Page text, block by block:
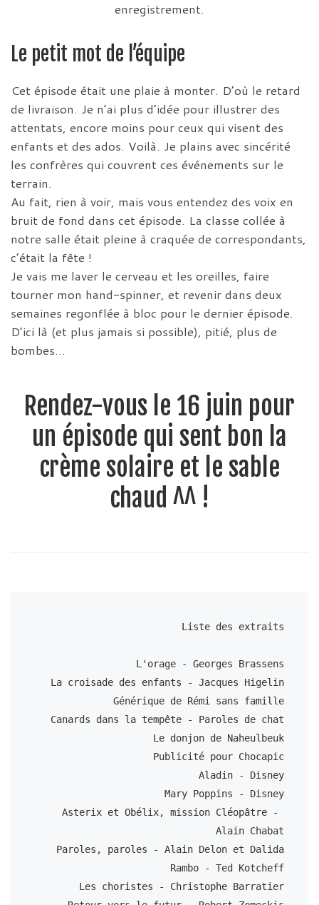
enregistrement.
Le petit mot de l’équipe
Cet épisode était une plaie à monter. D’où le retard
de livraison. Je n’ai plus d’idée pour illustrer des
attentats, encore moins pour ceux qui visent des
enfants et des ados. Voilà. Je plains avec sincérité
les confrères qui couvrent ces événements sur le
terrain.
Au fait, rien à voir, mais vous entendez des voix en
bruit de fond dans cet épisode. La classe collée à
notre salle était pleine à craquée de correspondants,
c’était la fête !
Je vais me laver le cerveau et les oreilles, faire
tourner mon hand-spinner, et revenir dans deux
semaines regonflée à bloc pour le dernier épisode.
D’ici là (et plus jamais si possible), pitié, plus de
bombes…
Rendez-vous le 16 juin pour
un épisode qui sent bon la
crème solaire et le sable
chaud ^^ !
Liste des extraits
L'orage - Georges Brassens
La croisade des enfants - Jacques Higelin
Générique de Rémi sans famille
Canards dans la tempête - Paroles de chat
Le donjon de Naheulbeuk
Publicité pour Chocapic
Aladin - Disney
Mary Poppins - Disney
Asterix et Obélix, mission Cléopâtre -
Alain Chabat
Paroles, paroles - Alain Delon et Dalida
Rambo - Ted Kotcheff
Les choristes - Christophe Barratier